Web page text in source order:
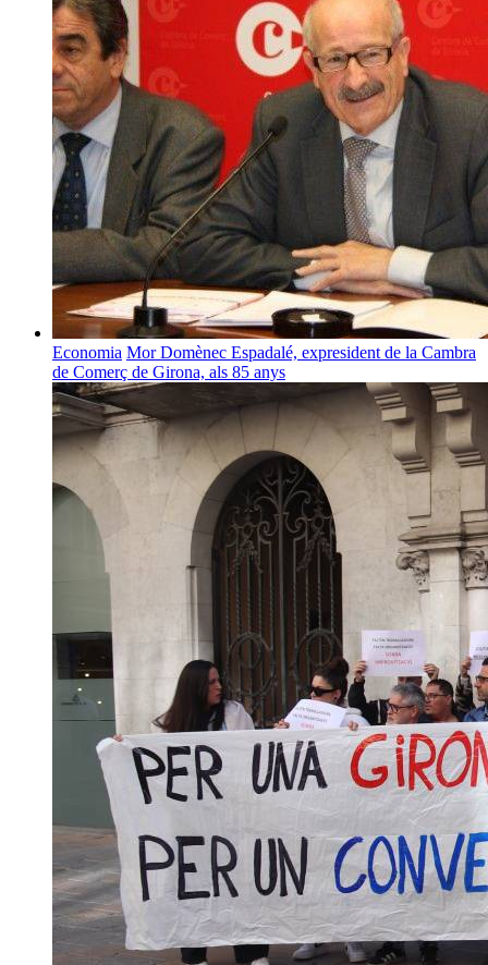
Economia Mor Domènec Espadalé, expresident de la Cambra
de Comerç de Girona, als 85 anys